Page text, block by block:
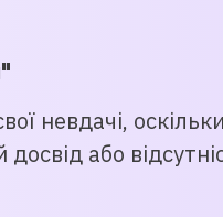
невдачі,
або